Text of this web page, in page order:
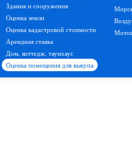
Здания и сооружения
Оценка земли
Оценка кадастровой стоимости
Арендная ставка
Дом, коттедж, таунхаус
Оценка помещения для выкупа